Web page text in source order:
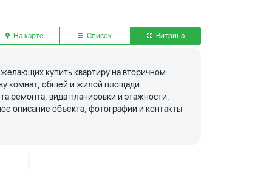
На карте Список Витрина
купить квартиру на вторичном
комнат, общей и жилой площади.
ремонта, вида планировки и этажности.
описание объекта, фотографии и контакты